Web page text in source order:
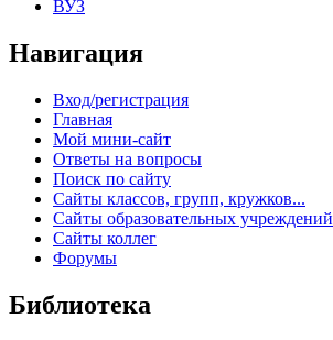
ВУЗ
Навигация
Вход/регистрация
Главная
Мой мини-сайт
Ответы на вопросы
Поиск по сайту
Сайты классов, групп, кружков...
Сайты образовательных учреждений
Сайты коллег
Форумы
Библиотека